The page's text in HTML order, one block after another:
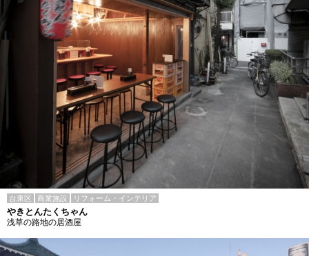
台東区 商業施設 リフォーム・インテリア
やきとんたくちゃん
浅草の路地の居酒屋